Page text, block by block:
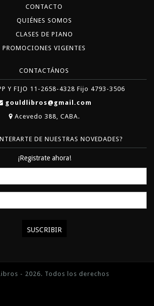
CONTACTO
QUIÉNES SOMOS
CLASES DE PIANO
PROMOCIONES VIGENTES
CONTACTÁNOS
Y FIJO 11-2658-4328 Fijo 4793-3506
gouldlibros@gmail.com
Acevedo 388, CABA.
DE NUESTRAS NOVEDADES?
¡Registrate ahora!
- 2026. Todos los derechos